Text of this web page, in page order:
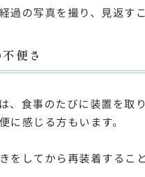
過の写真を撮り、見返す
便さ
、食事のたびに装置を取
に感じる方もいます。
をしてから再装着するこ